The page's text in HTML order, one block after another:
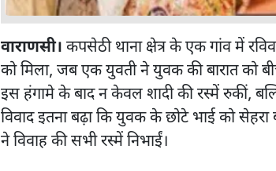
वाराणसी। कपसेठी थाना क्षेत्र के एक गांव में
को मिला, जब एक युवती ने युवक की बारात को
इस हंगामे के बाद न केवल शादी की रस्‍में रुकीं,
विवाद इतना बढ़ा कि युवक के छोटे भाई को
ने विवाह की सभी रस्में निभाईं।